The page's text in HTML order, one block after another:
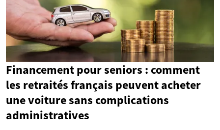
Financement pour seniors : comment
les retraités français peuvent acheter
une voiture sans complications
administratives